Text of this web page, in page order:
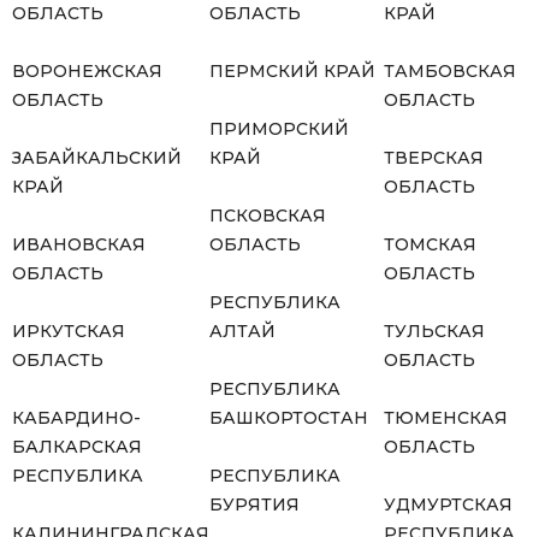
ОБЛАСТЬ
ВОРОНЕЖСКАЯ
ОБЛАСТЬ
ЗАБАЙКАЛЬСКИЙ
КРАЙ
ИВАНОВСКАЯ
ОБЛАСТЬ
ИРКУТСКАЯ
ОБЛАСТЬ
КАБАРДИНО-
БАЛКАРСКАЯ
РЕСПУБЛИКА
ОБЛАСТЬ
ПЕРМСКИЙ КРАЙ
ПРИМОРСКИЙ
КРАЙ
ПСКОВСКАЯ
ОБЛАСТЬ
РЕСПУБЛИКА
АЛТАЙ
РЕСПУБЛИКА
БАШКОРТОСТАН
РЕСПУБЛИКА
БУРЯТИЯ
КРАЙ
ТАМБОВСКАЯ
ОБЛАСТЬ
ТВЕРСКАЯ
ОБЛАСТЬ
ТОМСКАЯ
ОБЛАСТЬ
ТУЛЬСКАЯ
ОБЛАСТЬ
ТЮМЕНСКАЯ
ОБЛАСТЬ
УДМУРТСКАЯ